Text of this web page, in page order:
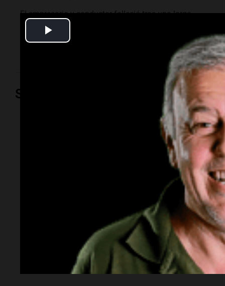
El empresario y conductor falleció tras una larga
lucha contra un cáncer de parótida. Fundó una de las
agencias de modelos más reconocidas y luego volcó
su historia a la televisión.
Sociedad
Messi y acompañó a
Lionel y su familia
La Confederación Sudamericana de Fútbol expresó
su pesar por la muerte del padre y representante del
capitán argentino. La entidad envió sus condolencias
a familiares, amigos y seres queridos.